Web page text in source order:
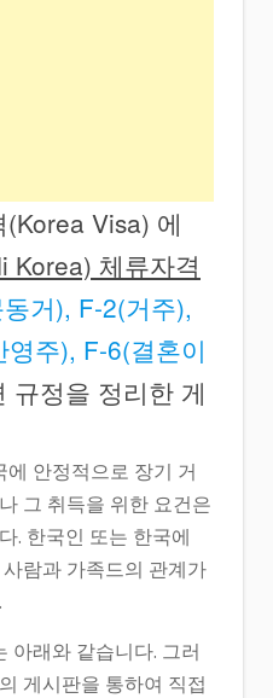
Visa) 에
Korea) 체류자격
거), F-2(거주),
주), F-6(결혼이
규정을 정리한 게
안정적으로 장기 거
그 취득을 위한 요건은
. 한국인 또는 한국에
람과 가족드의 관계가
아래와 같습니다. 그러
게시판을 통하여 직접